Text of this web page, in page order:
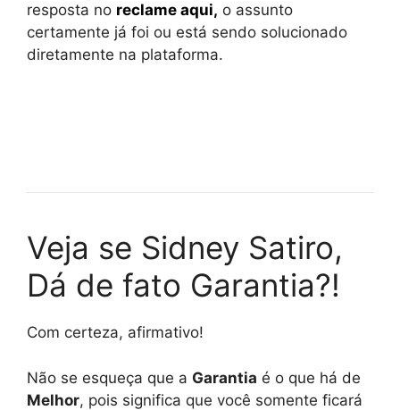
resposta no reclame aqui, o assunto
certamente já foi ou está sendo solucionado
diretamente na plataforma.
Veja se Sidney Satiro,
Dá de fato Garantia?!
Com certeza, afirmativo!
Não se esqueça que a Garantia é o que há de
Melhor, pois significa que você somente ficará